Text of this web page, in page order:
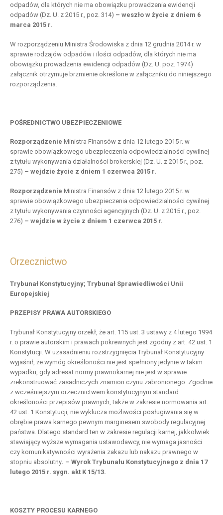
odpadów, dla których nie ma obowiązku prowadzenia ewidencji
odpadów (Dz. U. z 2015 r., poz. 314) – weszło w życie z dniem 6
marca 2015 r.
W rozporządzeniu Ministra Środowiska z dnia 12 grudnia 2014 r. w
sprawie rodzajów odpadów i ilości odpadów, dla których nie ma
obowiązku prowadzenia ewidencji odpadów (Dz. U. poz. 1974)
załącznik otrzymuje brzmienie określone w załączniku do niniejszego
rozporządzenia.
POŚREDNICTWO UBEZPIECZENIOWE
Rozporządzenie Ministra Finansów z dnia 12 lutego 2015 r. w
sprawie obowiązkowego ubezpieczenia odpowiedzialności cywilnej
z tytułu wykonywania działalności brokerskiej (Dz. U. z 2015 r., poz.
275) – wejdzie życie z dniem 1 czerwca 2015 r.
Rozporządzenie Ministra Finansów z dnia 12 lutego 2015 r. w
sprawie obowiązkowego ubezpieczenia odpowiedzialności cywilnej
z tytułu wykonywania czynności agencyjnych (Dz. U. z 2015 r., poz.
276) – wejdzie w życie z dniem 1 czerwca 2015 r.
Orzecznictwo
Trybunał Konstytucyjny; Trybunał Sprawiedliwości Unii
Europejskiej
PRZEPISY PRAWA AUTORSKIEGO
Trybunał Konstytucyjny orzekł, że art. 115 ust. 3 ustawy z 4 lutego 1994
r. o prawie autorskim i prawach pokrewnych jest zgodny z art. 42 ust. 1
Konstytucji. W uzasadnieniu rozstrzygnięcia Trybunał Konstytucyjny
wyjaśnił, że wymóg określoności nie jest spełniony jedynie w takim
wypadku, gdy adresat normy prawnokarnej nie jest w sprawie
zrekonstruować zasadniczych znamion czynu zabronionego. Zgodnie
z wcześniejszym orzecznictwem konstytucyjnym standard
określoności przepisów prawnych, także w zakresie normowania art.
42 ust. 1 Konstytucji, nie wyklucza możliwości posługiwania się w
obrębie prawa karnego pewnym marginesem swobody regulacyjnej
państwa. Dlatego standard ten w zakresie regulacji karnej, jakkolwiek
stawiający wyższe wymagania ustawodawcy, nie wymaga jasności
czy komunikatywności wyrażenia zakazu lub nakazu prawnego w
stopniu absolutny. – Wyrok Trybunału Konstytucyjnego z dnia 17
lutego 2015 r. sygn. akt K 15/13.
KOSZTY PROCESU KARNEGO